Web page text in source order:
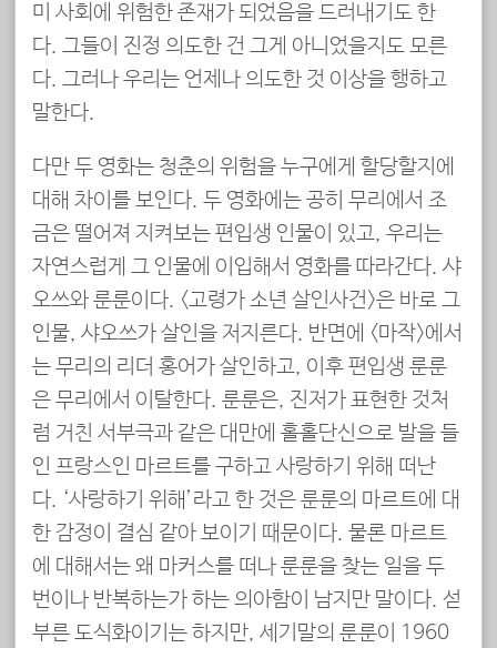
미 사회에 위험한 존재가 되었음을 드러내기도 한
다. 그들이 진정 의도한 건 그게 아니었을지도 모른
다. 그러나 우리는 언제나 의도한 것 이상을 행하고
말한다.
다만 두 영화는 청춘의 위험을 누구에게 할당할지에
대해 차이를 보인다. 두 영화에는 공히 무리에서 조
금은 떨어져 지켜보는 편입생 인물이 있고, 우리는
자연스럽게 그 인물에 이입해서 영화를 따라간다. 샤
오쓰와 룬룬이다. <고령가 소년 살인사건>은 바로 그
인물, 샤오쓰가 살인을 저지른다. 반면에 <마작>에서
는 무리의 리더 홍어가 살인하고, 이후 편입생 룬룬
은 무리에서 이탈한다. 룬룬은, 진저가 표현한 것처
럼 거친 서부극과 같은 대만에 홀홀단신으로 발을 들
인 프랑스인 마르트를 구하고 사랑하기 위해 떠난
다. ‘사랑하기 위해’라고 한 것은 룬룬의 마르트에 대
한 감정이 결심 같아 보이기 때문이다. 물론 마르트
에 대해서는 왜 마커스를 떠나 룬룬을 찾는 일을 두
번이나 반복하는가 하는 의아함이 남지만 말이다. 섣
부른 도식화이기는 하지만, 세기말의 룬룬이 1960